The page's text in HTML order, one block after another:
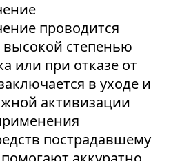
проводится
степенью
или при отказе от
в уходе и
активизации
пострадавшему